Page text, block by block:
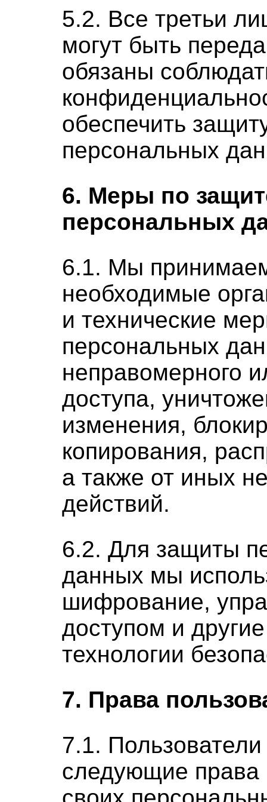
5.2. Все третьи
могут быть
обязаны
обеспечить
персональных
6. Меры по
персональных
6.1. Мы
необходимые
и технические
персональных
неправомерного
доступа,
изменения,
копирования,
а также от иных
действий.
6.2. Для защиты
данных мы
шифрование,
доступом и
технологии
7. Права
7.1.
следующие права